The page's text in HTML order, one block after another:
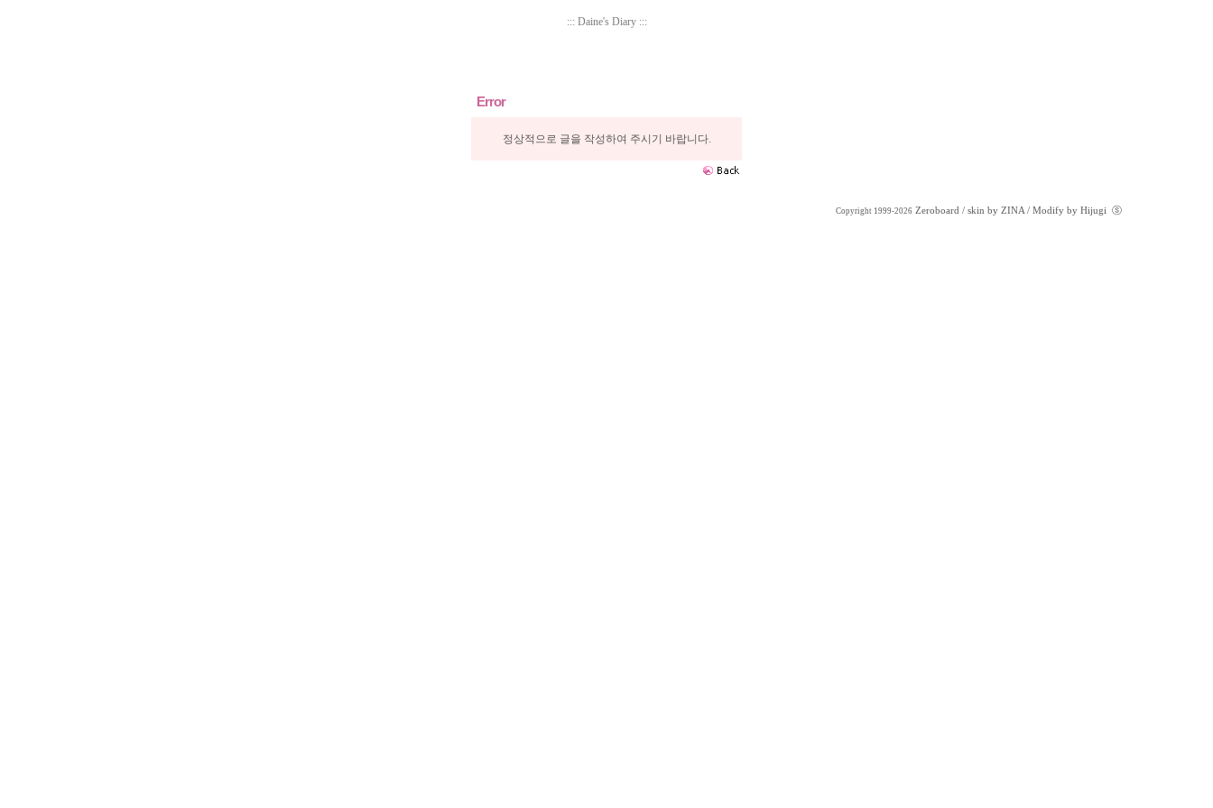
::: Daine's Diary :::
Error
정상적으로 글을 작성하여 주시기 바랍니다.
Copyright 1999-2026 Zeroboard / skin by ZINA / Modify by Hijugi ⓢ